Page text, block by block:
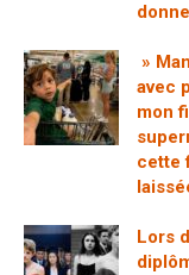
»
avec
mon
cette
Lors